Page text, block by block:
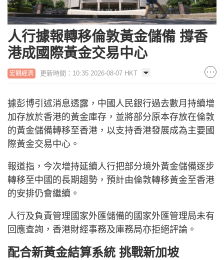
人行據報轉移倫敦黃金儲備 撐香
港成國際黃金交易中心
宏觀經濟 更新時間：10:35 2026-08-07 HKT
據彭博引述消息透露，中國人民銀行過去數月持續增
加存放於香港的黃金庫存，並將部分原本存放在倫敦
的黃金儲備轉移至香港，以支持香港發展成為主要國
際黃金交易中心。
報道指，今次增持延續人行把部分境外黃金儲備逐步
轉移至中國的長期趨勢，預計由倫敦轉移黃金至香港
的安排仍會繼續。
人行及負責管理國家外匯儲備的國家外匯管理局未有
回應查詢，香港財經事務及庫務局亦拒絕評論。
配合新黃金結算系統 挑戰新加坡